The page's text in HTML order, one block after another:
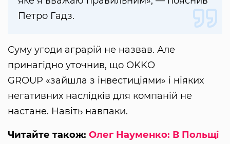
Петро Гадз.
Суму угоди аграрій не назвав. Але
принагідно уточнив, що OKKO
GROUP «зайшла з інвестиціями» і ніяких
негативних наслідків для компаній не
настане. Навіть навпаки.
Читайте також: Олег Науменко: В Польщі